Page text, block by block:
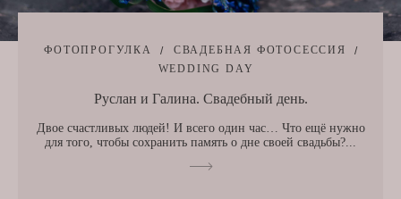
ФОТОПРОГУЛКА
СВАДЕБНАЯ ФОТОСЕССИЯ
WEDDING DAY
Руслан и Галина. Свадебный день.
Двое счастливых людей! И всего один час… Что ещё нужно
для того, чтобы сохранить память о дне своей свадьбы?...